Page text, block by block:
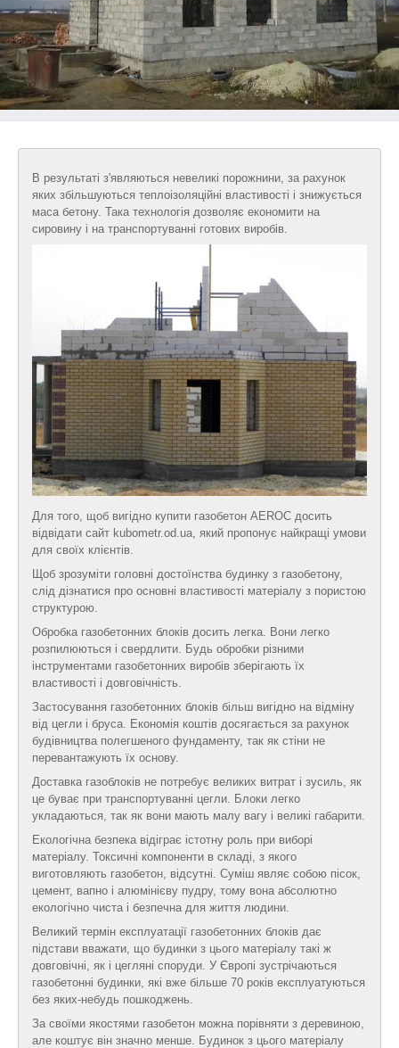
В результаті з'являються невеликі порожнини, за рахунок
яких збільшуються теплоізоляційні властивості і знижується
маса бетону. Така технологія дозволяє економити на
сировину і на транспортуванні готових виробів.
Для того, щоб вигідно купити газобетон AEROC досить
відвідати сайт kubometr.od.ua, який пропонує найкращі умови
для своїх клієнтів.
Щоб зрозуміти головні достоїнства будинку з газобетону,
слід дізнатися про основні властивості матеріалу з пористою
структурою.
Обробка газобетонних блоків досить легка. Вони легко
розпилюються і свердлити. Будь обробки різними
інструментами газобетонних виробів зберігають їх
властивості і довговічність.
Застосування газобетонних блоків більш вигідно на відміну
від цегли і бруса. Економія коштів досягається за рахунок
будівництва полегшеного фундаменту, так як стіни не
перевантажують їх основу.
Доставка газоблоків не потребує великих витрат і зусиль, як
це буває при транспортуванні цегли. Блоки легко
укладаються, так як вони мають малу вагу і великі габарити.
Екологічна безпека відіграє істотну роль при виборі
матеріалу. Токсичні компоненти в складі, з якого
виготовляють газобетон, відсутні. Суміш являє собою пісок,
цемент, вапно і алюмінієву пудру, тому вона абсолютно
екологічно чиста і безпечна для життя людини.
Великий термін експлуатації газобетонних блоків дає
підстави вважати, що будинки з цього матеріалу такі ж
довговічні, як і цегляні споруди. У Європі зустрічаються
газобетонні будинки, які вже більше 70 років експлуатуються
без яких-небудь пошкоджень.
За своїми якостями газобетон можна порівняти з деревиною,
але коштує він значно менше. Будинок з цього матеріалу